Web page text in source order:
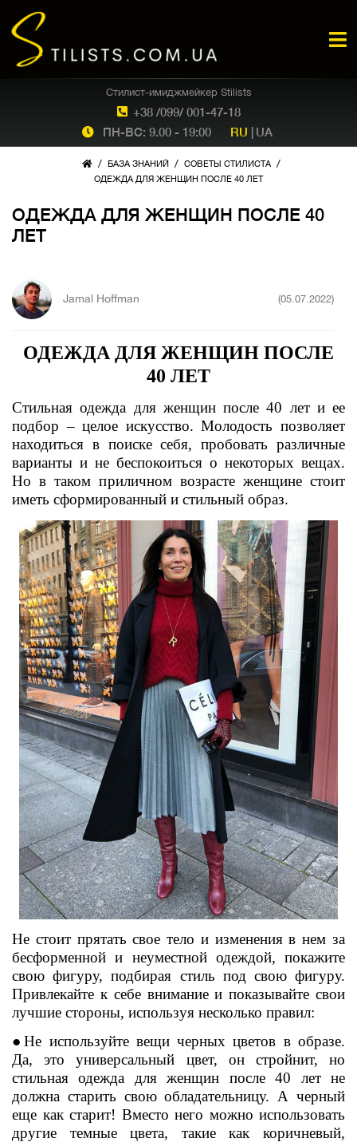
+38 /099/ 001-47-18
Стилист-имиджмейкер Stilists
ПН-ВС: 9.00 - 19:00 RU | UA
/ БАЗА ЗНАНИЙ / СОВЕТЫ СТИЛИСТА /
ОДЕЖДА ДЛЯ ЖЕНЩИН ПОСЛЕ 40 ЛЕТ
ОДЕЖДА ДЛЯ ЖЕНЩИН ПОСЛЕ 40
ЛЕТ
Jamal Hoffman (05.07.2022)
ОДЕЖДА ДЛЯ ЖЕНЩИН ПОСЛЕ
40 ЛЕТ
Стильная одежда для женщин после 40 лет и ее
подбор – целое искусство. Молодость позволяет
находиться в поиске себя, пробовать различные
варианты и не беспокоиться о некоторых вещах.
Но в таком приличном возрасте женщине стоит
иметь сформированный и стильный образ.
Не стоит прятать свое тело и изменения в нем за
бесформенной и неуместной одеждой, покажите
свою фигуру, подбирая стиль под свою фигуру.
Привлекайте к себе внимание и показывайте свои
лучшие стороны, используя несколько правил:
●Не используйте вещи черных цветов в образе.
Да, это универсальный цвет, он стройнит, но
стильная одежда для женщин после 40 лет не
должна старить свою обладательницу. А черный
еще как старит! Вместо него можно использовать
другие темные цвета, такие как коричневый,